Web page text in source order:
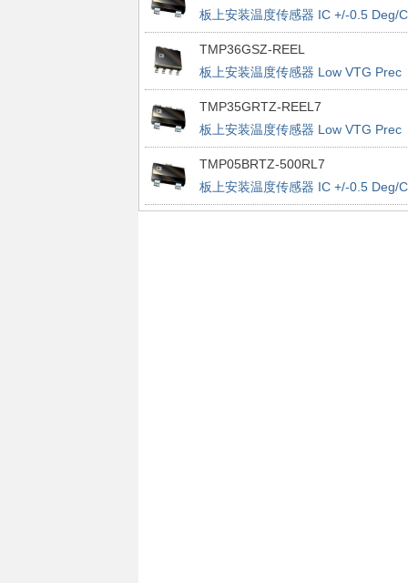
板上安装温度传感器 IC +/-0.5 Deg/C
Accurate PWM
TMP36GSZ-REEL
板上安装温度传感器 Low VTG Prec
Vout 2.7-5.5V
TMP35GRTZ-REEL7
板上安装温度传感器 Low VTG Prec
Vout 2.7-5.5V
TMP05BRTZ-500RL7
板上安装温度传感器 IC +/-0.5 Deg/C
Accurate PWM